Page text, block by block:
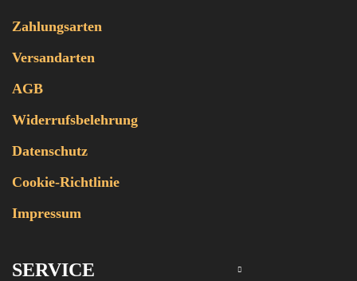
Zahlungsarten
Versandarten
AGB
Widerrufsbelehrung
Datenschutz
Cookie-Richtlinie
Impressum
SERVICE